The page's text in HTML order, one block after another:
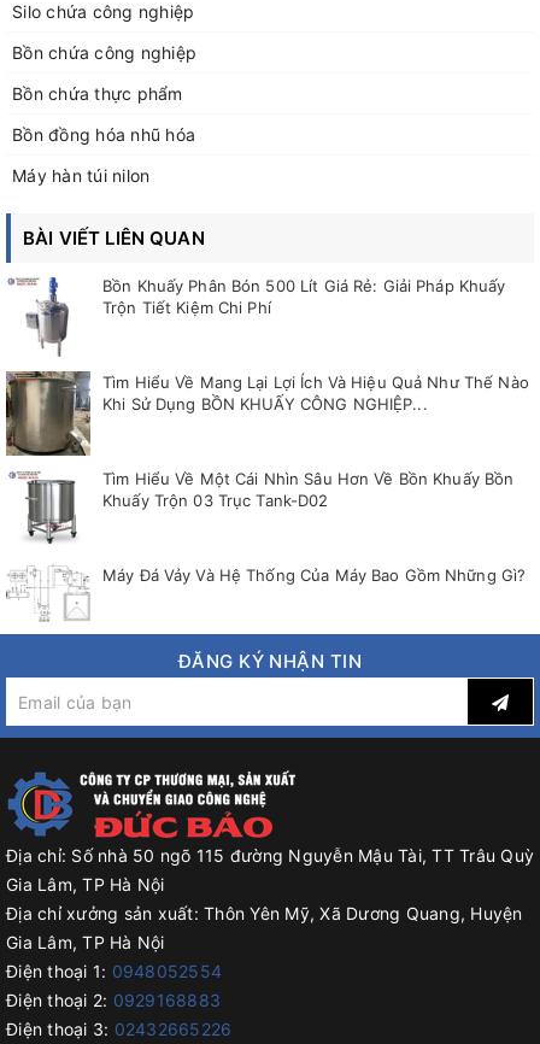
Silo chứa công nghiệp
Bồn chứa công nghiệp
Bồn chứa thực phẩm
Bồn đồng hóa nhũ hóa
Máy hàn túi nilon
BÀI VIẾT LIÊN QUAN
Bồn Khuấy Phân Bón 500 Lít Giá Rẻ: Giải Pháp Khuấy
Trộn Tiết Kiệm Chi Phí
Tìm Hiểu Về Mang Lại Lợi Ích Và Hiệu Quả Như Thế Nào
Khi Sử Dụng BỒN KHUẤY CÔNG NGHIỆP...
Tìm Hiểu Về Một Cái Nhìn Sâu Hơn Về Bồn Khuấy Bồn
Khuấy Trộn 03 Trục Tank-D02
Máy Đá Vảy Và Hệ Thống Của Máy Bao Gồm Những Gì?
ĐĂNG KÝ NHẬN TIN
Địa chỉ: Số nhà 50 ngõ 115 đường Nguyễn Mậu Tài, TT Trâu Quỳ
Gia Lâm, TP Hà Nội
Địa chỉ xưởng sản xuất: Thôn Yên Mỹ, Xã Dương Quang, Huyện
Gia Lâm, TP Hà Nội
Điện thoại 1: 0948052554
Điện thoại 2: 0929168883
Điện thoại 3: 02432665226